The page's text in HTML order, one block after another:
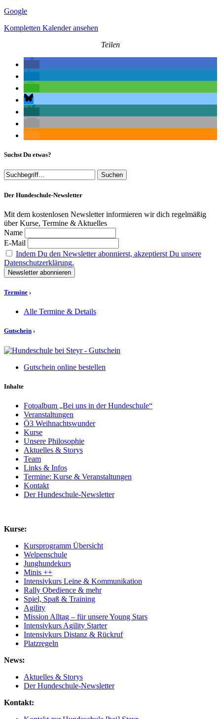
Google
Kompletten Kalender ansehen
Teilen
Suchst Du etwas?
Der Hundeschule-Newsletter
Mit dem kostenlosen Newsletter informieren wir dich regelmäßig
über Kurse, Termine & Aktuelles
Name
E-Mail
Indem Du den Newsletter abonnierst, akzeptierst Du unsere
Datenschutzerklärung.
Termine ›
Alle Termine & Details
Gutschein ›
Gutschein online bestellen
Inhalte
Fotoalbum „Bei uns in der Hundeschule“
Veranstaltungen
Ö3 Weihnachtswunder
Kurse
Unsere Philosophie
Aktuelles & Storys
Team
Links & Infos
Termine: Kurse & Veranstaltungen
Kontakt
Der Hundeschule-Newsletter
Kurse:
Kursprogramm Übersicht
Welpenschule
Junghundekurs
Minis ++
Intensivkurs Leine & Kommunikation
Rally Obedience & mehr
Spiel, Spaß & Training
Agility
Mission Alltag – für unsere Young Stars
Intensivkurs Agility Starter
Intensivkurs Distanz & Rückruf
Platzregeln
News:
Aktuelles & Storys
Der Hundeschule-Newsletter
Kontakt: